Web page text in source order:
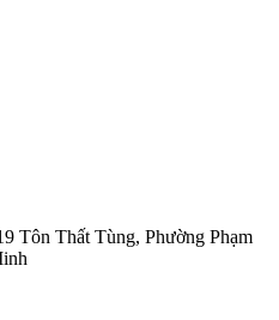
Tôn Thất Tùng, Phường Phạm